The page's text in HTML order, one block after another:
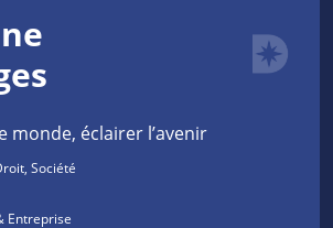
monde, éclairer l’avenir
Société
Entreprise